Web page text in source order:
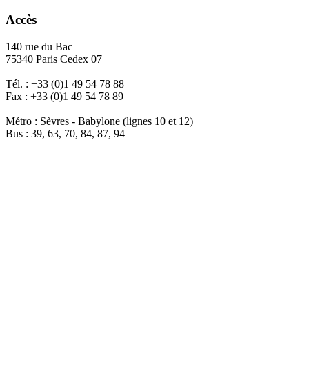
Accès
140 rue du Bac
75340 Paris Cedex 07
Tél. : +33 (0)1 49 54 78 88
Fax : +33 (0)1 49 54 78 89
Métro : Sèvres - Babylone (lignes 10 et 12)
Bus : 39, 63, 70, 84, 87, 94